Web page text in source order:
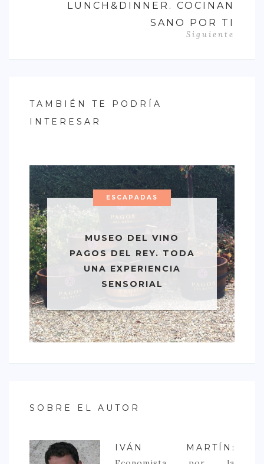
LUNCH&DINNER. COCINAN
SANO POR TI
Siguiente
TAMBIÉN TE PODRÍA
INTERESAR
ESCAPADAS
MUSEO DEL VINO
PAGOS DEL REY. TODA
UNA EXPERIENCIA
SENSORIAL
SOBRE EL AUTOR
IVÁN MARTÍN :